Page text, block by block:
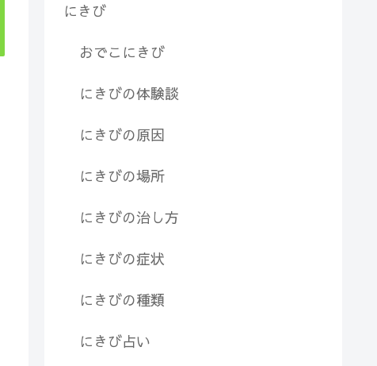
にきび
おでこにきび
にきびの体験談
にきびの原因
にきびの場所
にきびの治し方
にきびの症状
にきびの種類
にきび占い